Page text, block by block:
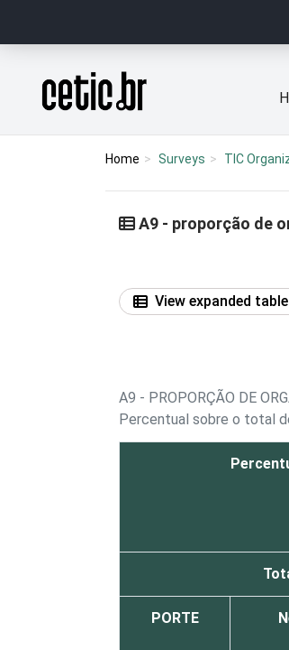
Página inicial
Home Surveys TIC
A9 - proporção de
View expanded table
A9 - PROPORÇÃO DE
Percentual sobre o total
PORTE